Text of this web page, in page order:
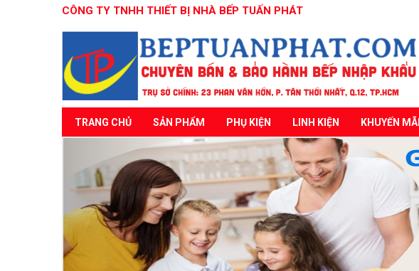
CÔNG TY TNHH THIẾT BỊ NHÀ BẾP TUẤN PHÁT
TRANG CHỦ SẢN PHẨM PHỤ KIỆN LINH KIỆN KHUYẾN MÃI
Previous